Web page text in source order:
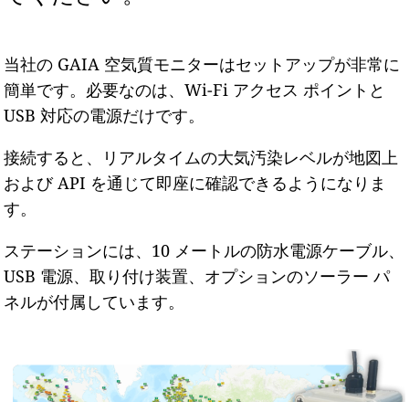
当社の GAIA 空気質モニターはセットアップが非常に
簡単です。必要なのは、Wi-Fi アクセス ポイントと
USB 対応の電源だけです。
接続すると、リアルタイムの大気汚染レベルが地図上
および API を通じて即座に確認できるようになりま
す。
ステーションには、10 メートルの防水電源ケーブル、
USB 電源、取り付け装置、オプションのソーラー パ
ネルが付属しています。